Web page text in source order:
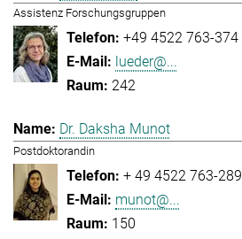
Assistenz Forschungsgruppen
+49 4522 763-374
lueder@...
242
Dr. Daksha Munot
Postdoktorandin
+ 49 4522 763-289
munot@...
150